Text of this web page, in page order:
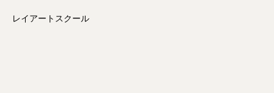
レイアートスクール